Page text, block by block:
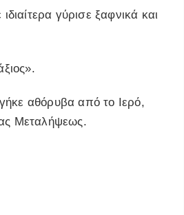
γύρισε ξαφνικά και
αθόρυβα από το Ιερό,
Μεταλήψεως.